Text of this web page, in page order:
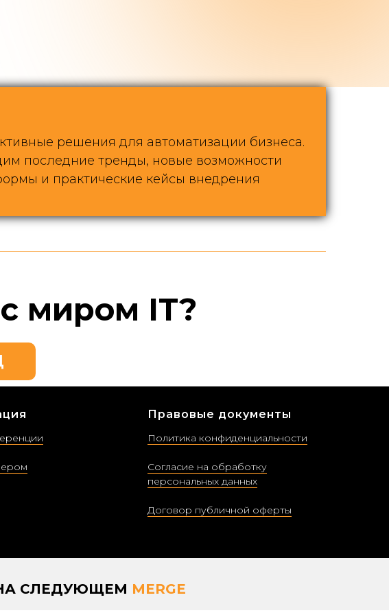
решения для автоматизации бизнеса.
последние тренды, новые возможности
и практические кейсы внедрения
миром IT?
СЛЕДУЮЩЕМ MERGE
Правовые документы
Политика конфиденциальности
Согласие на обработку
персональных данных
Договор публичной оферты